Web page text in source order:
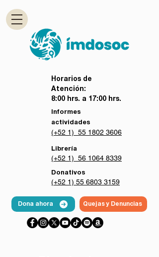
Horarios de
Atención:
8:00 hrs. a 17:00 hrs.
Informes
actividades
(+52 1) 55 1802 3606
Librería
(+52 1) 56 1064 8339
Donativos
(+52 1) 55 6803 3159
Dona ahora Quejas y Denuncias